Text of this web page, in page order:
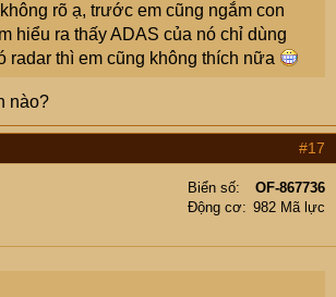
rõ ạ, trước em cũng ngắm con
hiểu ra thấy ADAS của nó chỉ dùng
radar thì em cũng không thích nữa
nào?
#17
Biển số
OF-867736
Động cơ
982 Mã lực